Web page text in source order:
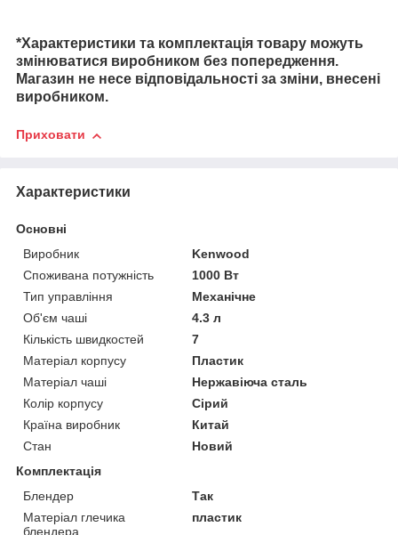
*Характеристики та комплектація товару можуть
змінюватися виробником без попередження.
Магазин не несе відповідальності за зміни, внесені
виробником.
Приховати
Характеристики
Основні
Виробник
Kenwood
Споживана потужність
1000 Вт
Тип управління
Механічне
Об'єм чаші
4.3 л
Кількість швидкостей
7
Матеріал корпусу
Пластик
Матеріал чаші
Нержавіюча сталь
Колір корпусу
Сірий
Країна виробник
Китай
Стан
Новий
Комплектація
Блендер
Так
Матеріал глечика
блендера
пластик